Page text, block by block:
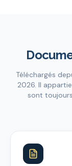
Téléchargés
2026. Il
sont